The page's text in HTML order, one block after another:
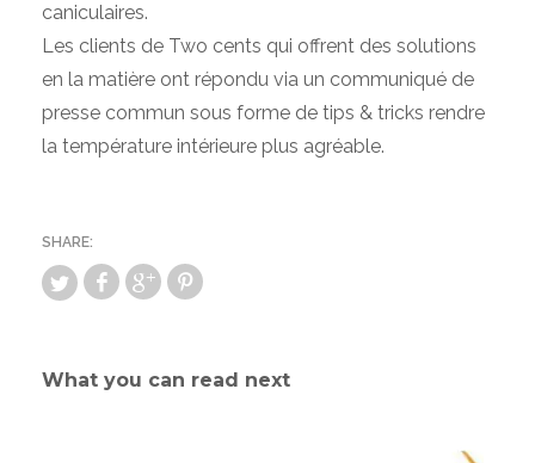
caniculaires.
Les clients de Two cents qui offrent des solutions
en la matière ont répondu via un communiqué de
presse commun sous forme de tips & tricks rendre
la température intérieure plus agréable.
What you can read next